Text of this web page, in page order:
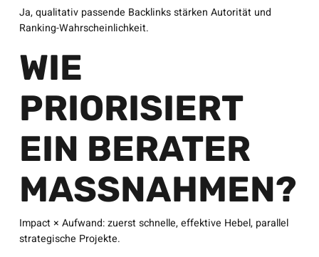
Ja, qualitativ passende Backlinks stärken Autorität und
Ranking-Wahrscheinlichkeit.
WIE
PRIORISIERT
EIN BERATER
MASSNAHMEN?
Impact × Aufwand: zuerst schnelle, effektive Hebel, parallel
strategische Projekte.